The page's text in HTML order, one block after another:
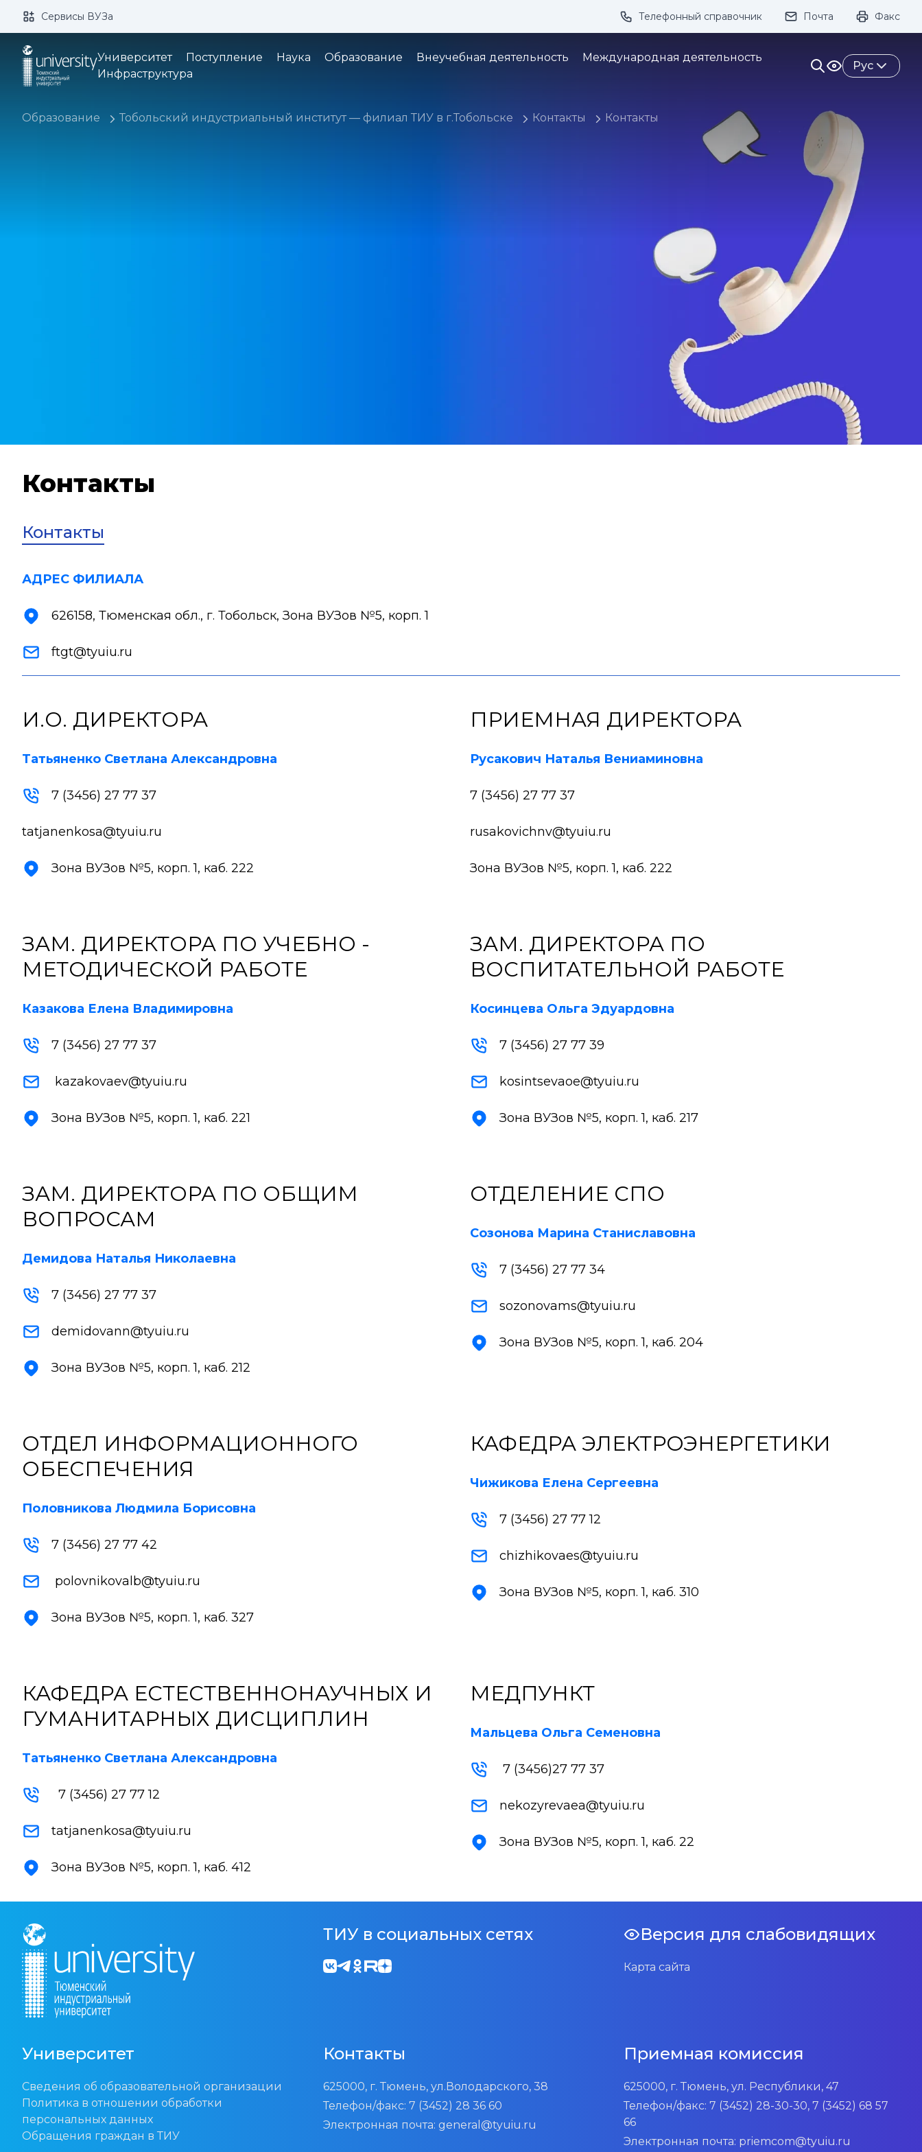
Размер шрифта: Цвет: Изображения: Кернинг: 1x 2x 3x Озвучивание:
Сервисы ВУЗа Телефонный справочник Почта Факс
Университет Поступление Наука Образование Внеучебная деятельность
Международная деятельность
Инфраструктура
Рус
Образование Тобольский индустриальный институт — филиал ТИУ в г.Тобольске Контакты Контакты
Контакты
Контакты
АДРЕС ФИЛИАЛА
626158, Тюменская обл., г. Тобольск, Зона ВУЗов №5, корп. 1
ftgt@tyuiu.ru
И.О. ДИРЕКТОРА
Татьяненко Светлана Александровна
7 (3456) 27 77 37
tatjanenkosa@tyuiu.ru
Зона ВУЗов №5, корп. 1, каб. 222
ПРИЕМНАЯ ДИРЕКТОРА
Русакович Наталья Вениаминовна
7 (3456) 27 77 37
rusakovichnv@tyuiu.ru
Зона ВУЗов №5, корп. 1, каб. 222
ЗАМ. ДИРЕКТОРА ПО УЧЕБНО -
МЕТОДИЧЕСКОЙ РАБОТЕ
Казакова Елена Владимировна
7 (3456) 27 77 37
kazakovaev@tyuiu.ru
Зона ВУЗов №5, корп. 1, каб. 221
ЗАМ. ДИРЕКТОРА ПО
ВОСПИТАТЕЛЬНОЙ РАБОТЕ
Косинцева Ольга Эдуардовна
7 (3456) 27 77 39
kosintsevaoe@tyuiu.ru
Зона ВУЗов №5, корп. 1, каб. 217
ЗАМ. ДИРЕКТОРА ПО ОБЩИМ
ВОПРОСАМ
Демидова Наталья Николаевна
7 (3456) 27 77 37
demidovann@tyuiu.ru
Зона ВУЗов №5, корп. 1, каб. 212
ОТДЕЛЕНИЕ СПО
Созонова Марина Станиславовна
7 (3456) 27 77 34
sozonovams@tyuiu.ru
Зона ВУЗов №5, корп. 1, каб. 204
ОТДЕЛ ИНФОРМАЦИОННОГО
ОБЕСПЕЧЕНИЯ
Половникова Людмила Борисовна
7 (3456) 27 77 42
polovnikovalb@tyuiu.ru
Зона ВУЗов №5, корп. 1, каб. 327
КАФЕДРА ЭЛЕКТРОЭНЕРГЕТИКИ
Чижикова Елена Сергеевна
7 (3456) 27 77 12
chizhikovaes@tyuiu.ru
Зона ВУЗов №5, корп. 1, каб. 310
КАФЕДРА ЕСТЕСТВЕННОНАУЧНЫХ И
ГУМАНИТАРНЫХ ДИСЦИПЛИН
Татьяненко Светлана Александровна
7 (3456) 27 77 12
tatjanenkosa@tyuiu.ru
Зона ВУЗов №5, корп. 1, каб. 412
МЕДПУНКТ
Мальцева Ольга Семеновна
7 (3456)27 77 37
nekozyrevaea@tyuiu.ru
Зона ВУЗов №5, корп. 1, каб. 22
ТИУ в социальных сетях Версия для слабовидящих
Карта сайта
Университет
Сведения об образовательной организации
Политика в отношении обработки
персональных данных
Обращения граждан в ТИУ
Контакты
625000, г. Тюмень, ул.Володарского, 38
Телефон/факс: 7 (3452) 28 36 60
Электронная почта: general@tyuiu.ru
Приемная комиссия
625000, г. Тюмень, ул. Республики, 47
Телефон/факс:7 (3452) 28-30-30, 7 (3452) 68 57
66
Электронная почта: priemcom@tyuiu.ru